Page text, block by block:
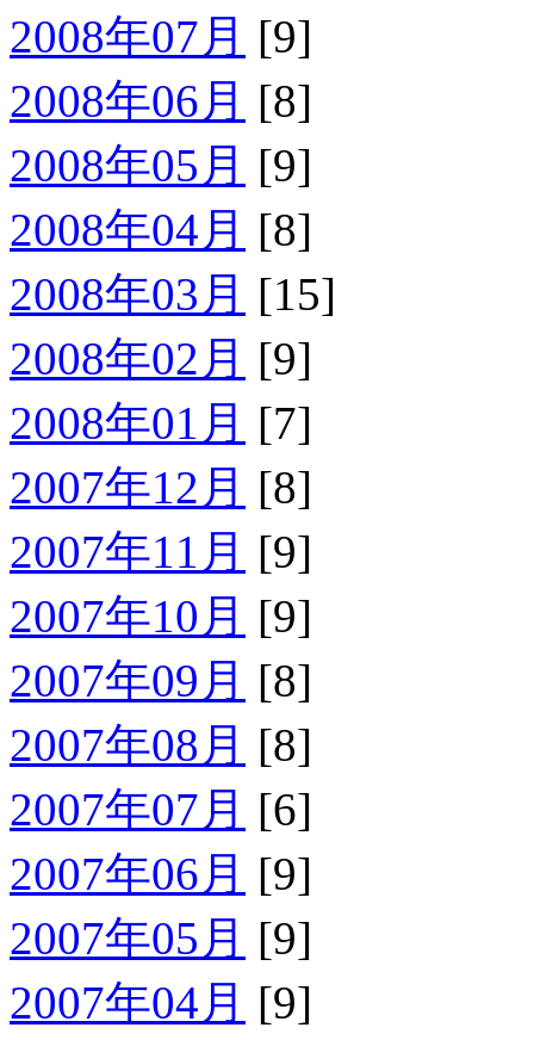
2008年07月 [9]
2008年06月 [8]
2008年05月 [9]
2008年04月 [8]
2008年03月 [15]
2008年02月 [9]
2008年01月 [7]
2007年12月 [8]
2007年11月 [9]
2007年10月 [9]
2007年09月 [8]
2007年08月 [8]
2007年07月 [6]
2007年06月 [9]
2007年05月 [9]
2007年04月 [9]